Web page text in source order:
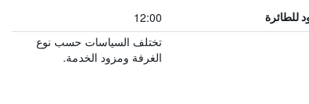
للطائرة 12:00
تختلف السياسات حسب نوع
الغرفة ومزود الخدمة.